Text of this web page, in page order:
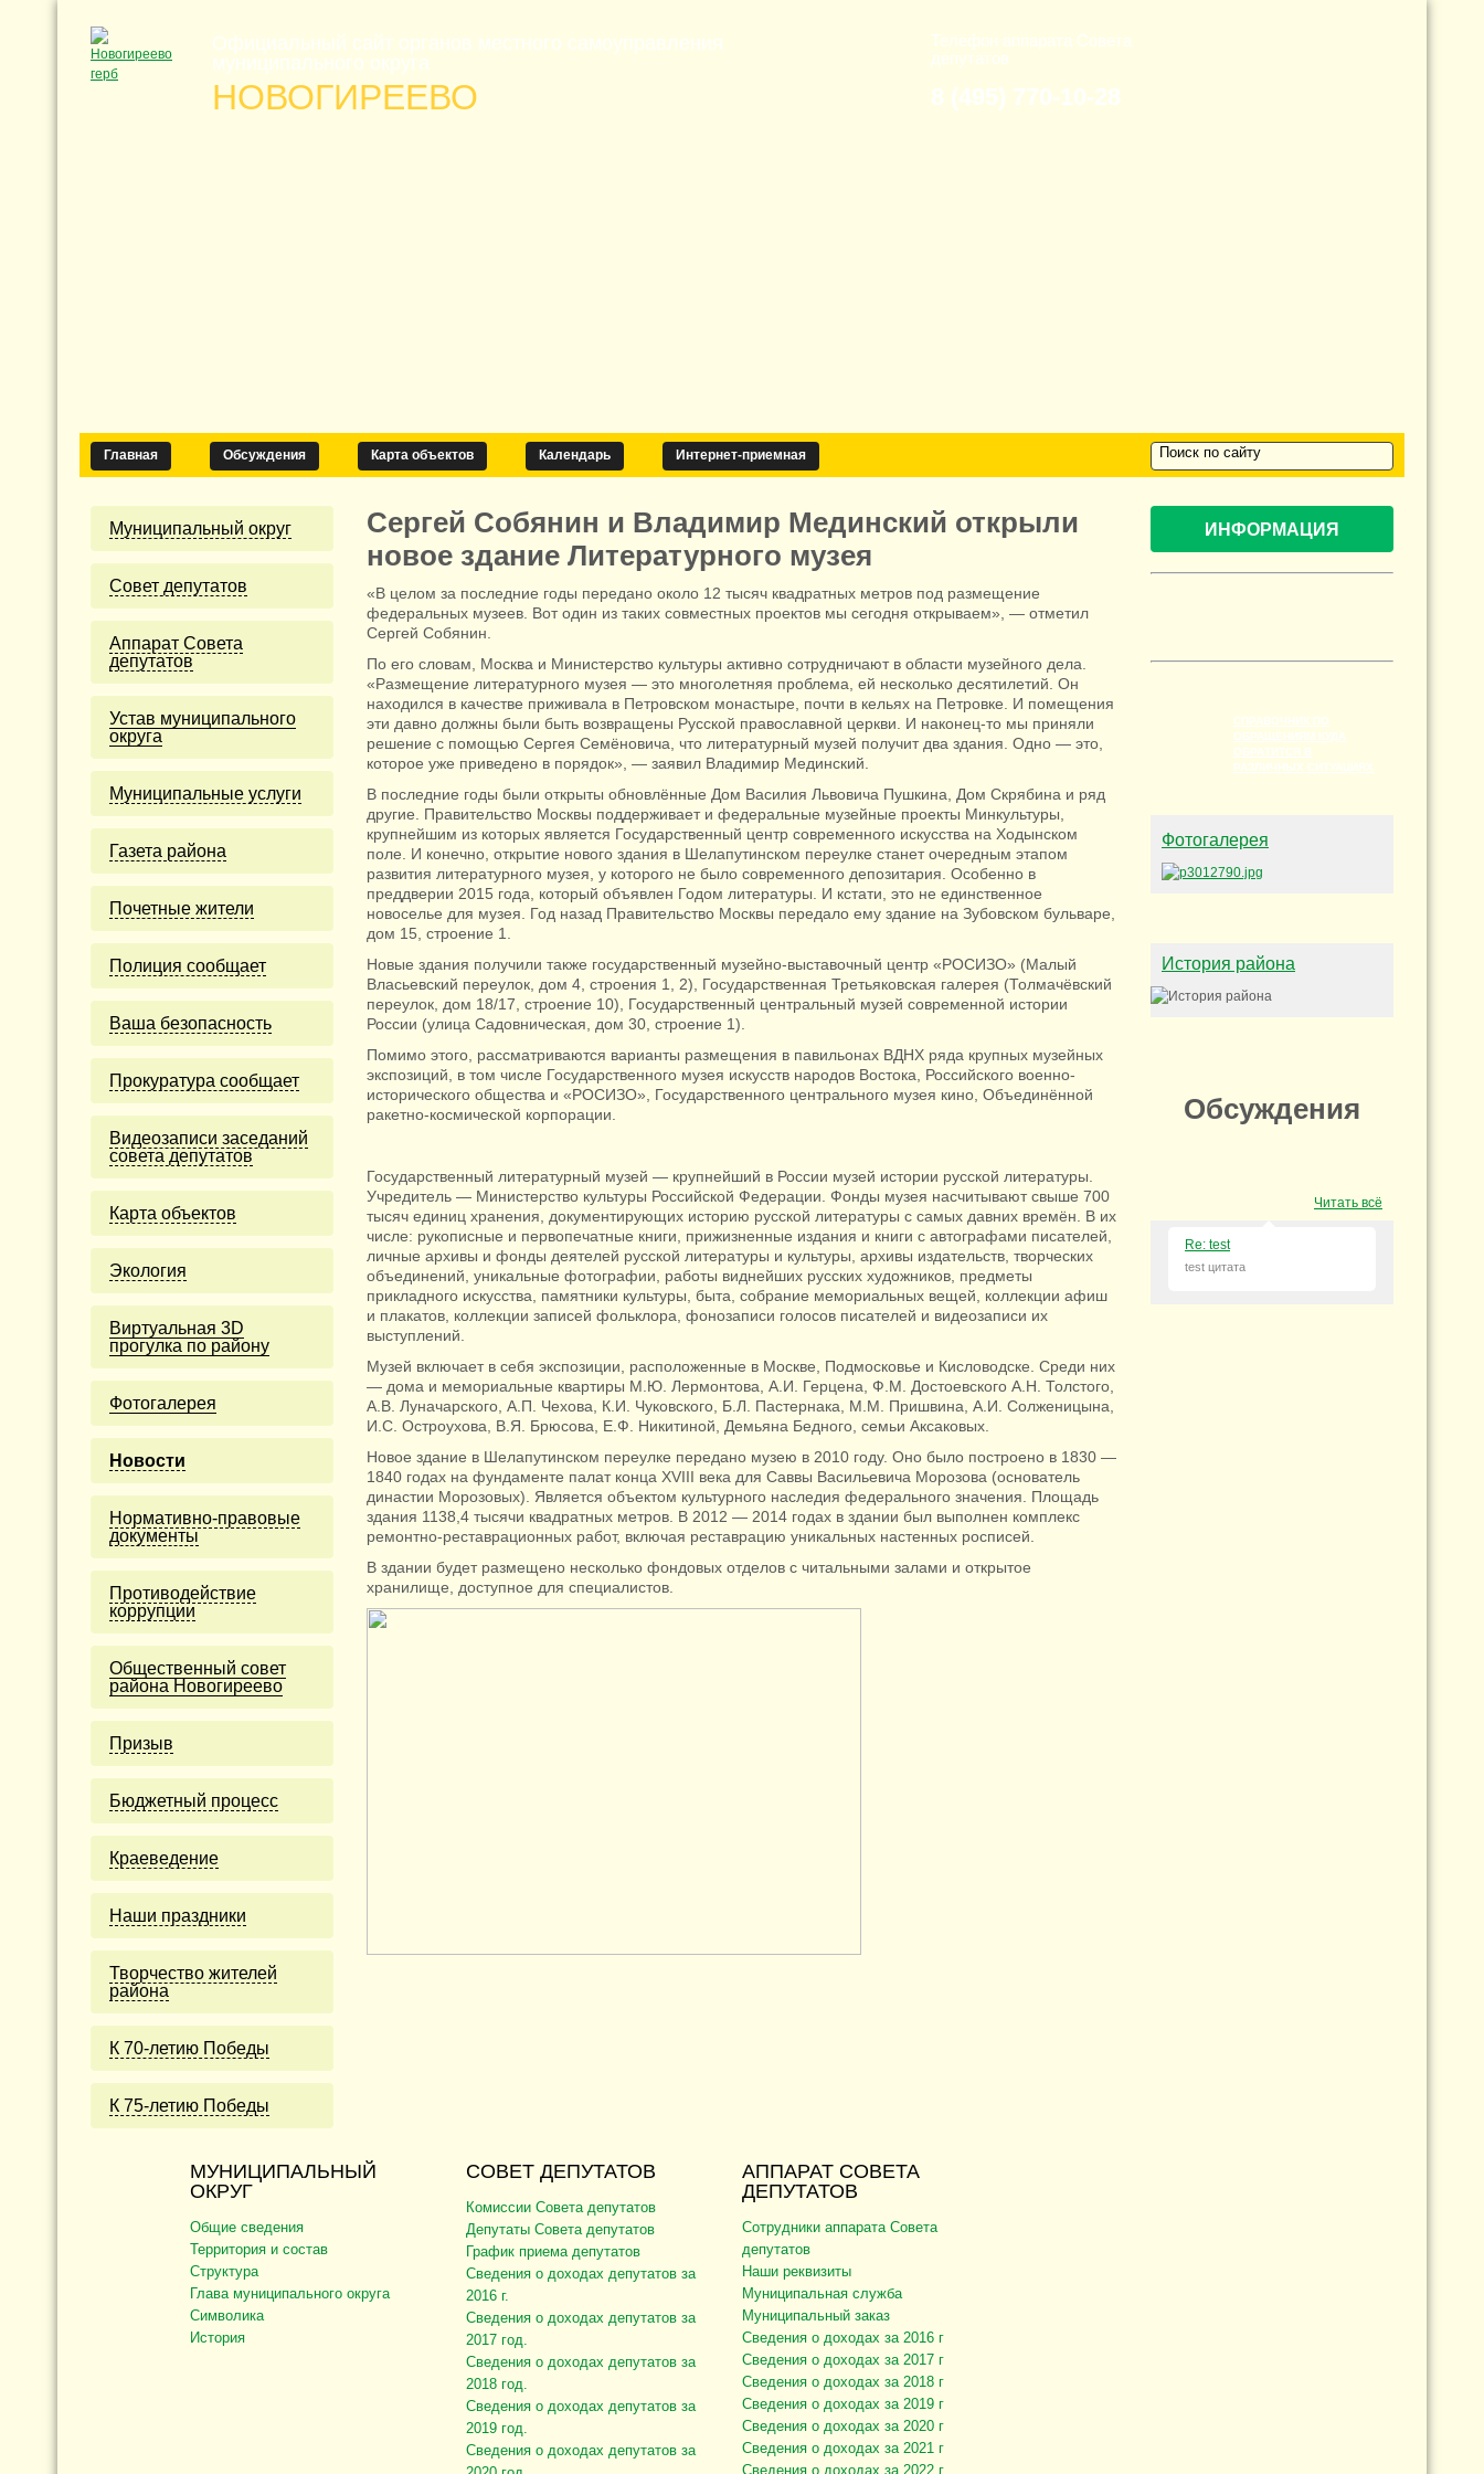
Официальный сайт органов местного самоуправления
муниципального округа
НОВОГИРЕЕВО
Телефон аппарата Cовета
депутатов
8 (495) 770-10-28
Главная Обсуждения Карта объектов Календарь Интернет-приемная
Муниципальный округ
Cовет депутатов
Аппарат Совета
депутатов
Устав муниципального
округа
Муниципальные услуги
Газета района
Почетные жители
Полиция сообщает
Ваша безопасность
Прокуратура сообщает
Видеозаписи заседаний
совета депутатов
Карта объектов
Экология
Виртуальная 3D
прогулка по району
Фотогалерея
Новости
Нормативно-правовые
документы
Противодействие
коррупции
Общественный совет
района Новогиреево
Призыв
Бюджетный процесс
Краеведение
Наши праздники
Творчество жителей
района
К 70-летию Победы
К 75-летию Победы
Сергей Собянин и Владимир Мединский открыли
новое здание Литературного музея
«В целом за последние годы передано около 12 тысяч квадратных метров под размещение
федеральных музеев. Вот один из таких совместных проектов мы сегодня открываем», — отметил
Сергей Собянин.
По его словам, Москва и Министерство культуры активно сотрудничают в области музейного дела.
«Размещение литературного музея — это многолетняя проблема, ей несколько десятилетий. Он
находился в качестве приживала в Петровском монастыре, почти в кельях на Петровке. И помещения
эти давно должны были быть возвращены Русской православной церкви. И наконец-то мы приняли
решение с помощью Сергея Семёновича, что литературный музей получит два здания. Одно — это,
которое уже приведено в порядок», — заявил Владимир Мединский.
В последние годы были открыты обновлённые Дом Василия Львовича Пушкина, Дом Скрябина и ряд
другие. Правительство Москвы поддерживает и федеральные музейные проекты Минкультуры,
крупнейшим из которых является Государственный центр современного искусства на Ходынском
поле. И конечно, открытие нового здания в Шелапутинском переулке станет очередным этапом
развития литературного музея, у которого не было современного депозитария. Особенно в
преддверии 2015 года, который объявлен Годом литературы. И кстати, это не единственное
новоселье для музея. Год назад Правительство Москвы передало ему здание на Зубовском бульваре,
дом 15, строение 1.
Новые здания получили также государственный музейно-выставочный центр «РОСИЗО» (Малый
Власьевский переулок, дом 4, строения 1, 2), Государственная Третьяковская галерея (Толмачёвский
переулок, дом 18/17, строение 10), Государственный центральный музей современной истории
России (улица Садовническая, дом 30, строение 1).
Помимо этого, рассматриваются варианты размещения в павильонах ВДНХ ряда крупных музейных
экспозиций, в том числе Государственного музея искусств народов Востока, Российского военно-
исторического общества и «РОСИЗО», Государственного центрального музея кино, Объединённой
ракетно-космической корпорации.
Государственный литературный музей — крупнейший в России музей истории русской литературы.
Учредитель — Министерство культуры Российской Федерации. Фонды музея насчитывают свыше 700
тысяч единиц хранения, документирующих историю русской литературы с самых давних времён. В их
числе: рукописные и первопечатные книги, прижизненные издания и книги с автографами писателей,
личные архивы и фонды деятелей русской литературы и культуры, архивы издательств, творческих
объединений, уникальные фотографии, работы виднейших русских художников, предметы
прикладного искусства, памятники культуры, быта, собрание мемориальных вещей, коллекции афиш
и плакатов, коллекции записей фольклора, фонозаписи голосов писателей и видеозаписи их
выступлений.
Музей включает в себя экспозиции, расположенные в Москве, Подмосковье и Кисловодске. Среди них
— дома и мемориальные квартиры М.Ю. Лермонтова, А.И. Герцена, Ф.М. Достоевского А.Н. Толстого,
А.В. Луначарского, А.П. Чехова, К.И. Чуковского, Б.Л. Пастернака, М.М. Пришвина, А.И. Солженицына,
И.С. Остроухова, В.Я. Брюсова, Е.Ф. Никитиной, Демьяна Бедного, семьи Аксаковых.
Новое здание в Шелапутинском переулке передано музею в 2010 году. Оно было построено в 1830 —
1840 годах на фундаменте палат конца XVIII века для Саввы Васильевича Морозова (основатель
династии Морозовых). Является объектом культурного наследия федерального значения. Площадь
здания 1138,4 тысячи квадратных метров. В 2012 — 2014 годах в здании был выполнен комплекс
ремонтно-реставрационных работ, включая реставрацию уникальных настенных росписей.
В здании будет размещено несколько фондовых отделов с читальными залами и открытое
хранилище, доступное для специалистов.
ИНФОРМАЦИЯ
СПРАВОЧНИК ПО
ОБРАЩЕНИЯМ КУДА
ОБРАТИТСЯ В
РАЗЛИЧНЫХ СИТУАЦИЯХ
Фотогалерея
История района
Обсуждения
Читать всё
Re: test
test цитата
МУНИЦИПАЛЬНЫЙ
ОКРУГ
Общие сведения
Территория и состав
Структура
Глава муниципального округа
Символика
История
СОВЕТ ДЕПУТАТОВ
Комиссии Совета депутатов
Депутаты Совета депутатов
График приема депутатов
Сведения о доходах депутатов за
2016 г.
Сведения о доходах депутатов за
2017 год.
Сведения о доходах депутатов за
2018 год.
Сведения о доходах депутатов за
2019 год.
Сведения о доходах депутатов за
АППАРАТ СОВЕТА
ДЕПУТАТОВ
Сотрудники аппарата Совета
депутатов
Наши реквизиты
Муниципальная служба
Муниципальный заказ
Сведения о доходах за 2016 г
Сведения о доходах за 2017 г
Сведения о доходах за 2018 г
Сведения о доходах за 2019 г
Сведения о доходах за 2020 г
Сведения о доходах за 2021 г
Сведения о доходах за 2022 г